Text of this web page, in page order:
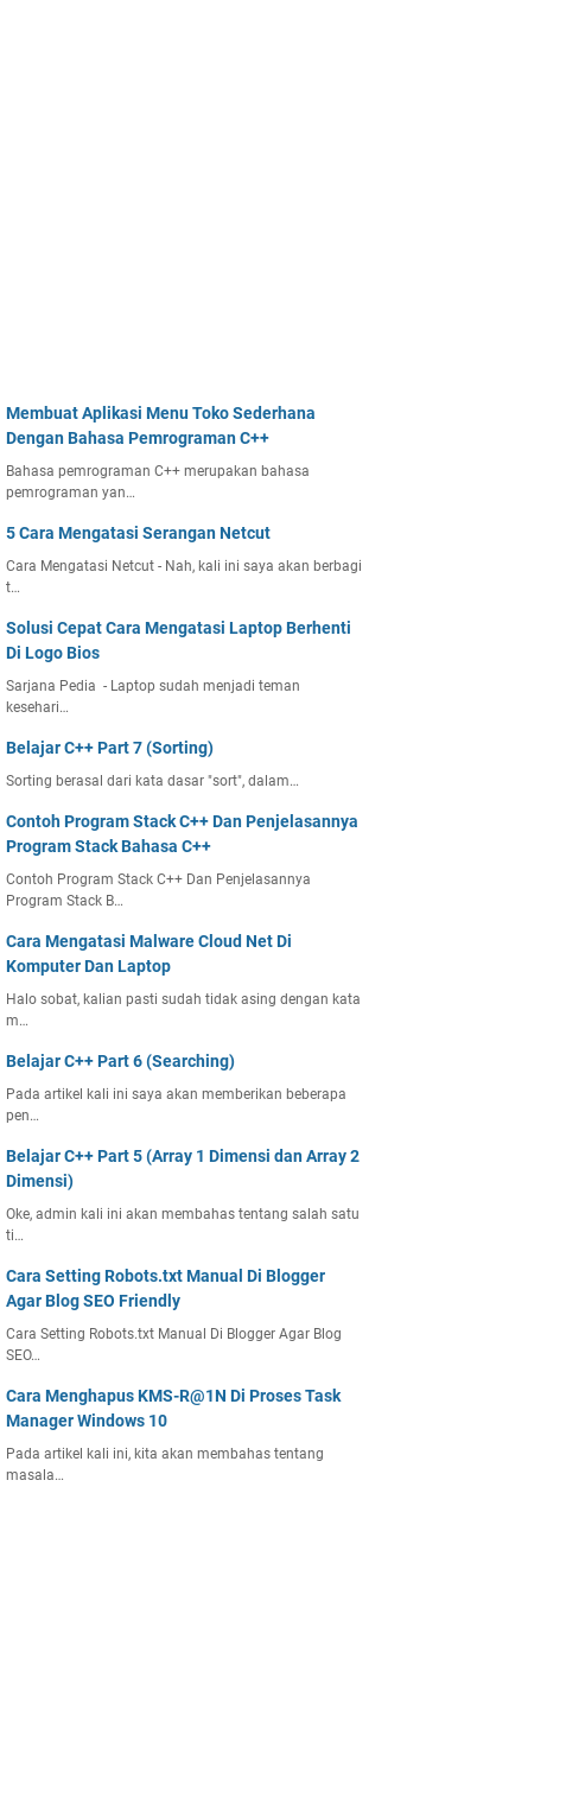
Membuat Aplikasi Menu Toko Sederhana
Dengan Bahasa Pemrograman C++
Bahasa pemrograman C++ merupakan bahasa
pemrograman yan…
5 Cara Mengatasi Serangan Netcut
Cara Mengatasi Netcut - Nah, kali ini saya akan berbagi
t…
Solusi Cepat Cara Mengatasi Laptop Berhenti
Di Logo Bios
Sarjana Pedia - Laptop sudah menjadi teman
kesehari…
Belajar C++ Part 7 (Sorting)
Sorting berasal dari kata dasar "sort", dalam…
Contoh Program Stack C++ Dan Penjelasannya
Program Stack Bahasa C++
Contoh Program Stack C++ Dan Penjelasannya
Program Stack B…
Cara Mengatasi Malware Cloud Net Di
Komputer Dan Laptop
Halo sobat, kalian pasti sudah tidak asing dengan kata
m…
Belajar C++ Part 6 (Searching)
Pada artikel kali ini saya akan memberikan beberapa
pen…
Belajar C++ Part 5 (Array 1 Dimensi dan Array 2
Dimensi)
Oke, admin kali ini akan membahas tentang salah satu
ti…
Cara Setting Robots.txt Manual Di Blogger
Agar Blog SEO Friendly
Cara Setting Robots.txt Manual Di Blogger Agar Blog
SEO…
Cara Menghapus KMS-R@1N Di Proses Task
Manager Windows 10
Pada artikel kali ini, kita akan membahas tentang
masala…